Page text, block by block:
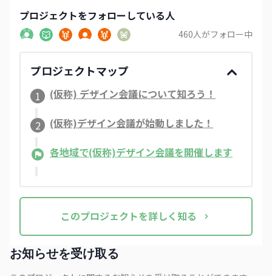
プロジェクトをフォローしている人
460人がフォロー中
プロジェクトマップ
1 (仮称) デザイン会議について知ろう！
2
(仮称)デザイン会議が始動しました！​
各地域で(仮称)デザイン会議を開催します
このプロジェクトを詳しく知る
お知らせを受け取る